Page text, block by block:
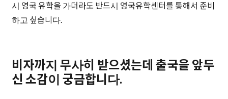
시 영국 유학을 가더라도 반드시 영국유학센터를 통해서 준비
하고 싶습니다.
비자까지 무사히 받으셨는데 출국을 앞두
신 소감이 궁금합니다.